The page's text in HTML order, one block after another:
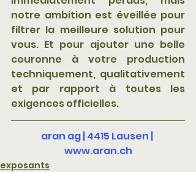
notre ambition est éveillée pour
filtrer la meilleure solution pour
vous. Et pour ajouter une belle
couronne à votre production
techniquement, qualitativement
et par rapport à toutes les
exigences officielles.
aran ag | 4415 Lausen |
www.aran.ch
exposants